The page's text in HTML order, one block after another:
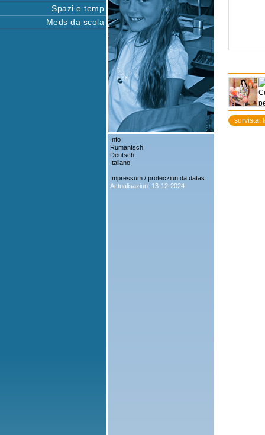
Spazi e temp
Meds da scola
Info
Rumantsch
Deutsch
Italiano
Impressum / protecziun da datas
Actualisaziun: 13-12-2024
survista: